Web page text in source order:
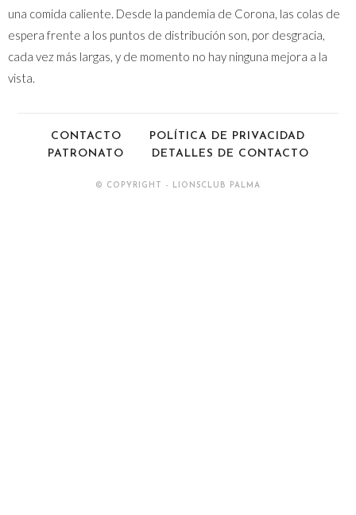
una comida caliente. Desde la pandemia de Corona, las colas de
espera frente a los puntos de distribución son, por desgracia,
cada vez más largas, y de momento no hay ninguna mejora a la
vista.
CONTACTO
POLÍTICA DE PRIVACIDAD
PATRONATO
DETALLES DE CONTACTO
© COPYRIGHT - LIONSCLUB PALMA